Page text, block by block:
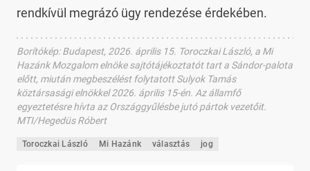
rendkívül megrázó ügy rendezése érdekében.
Borítókép:Budapest, 2026. április 15. Toroczkai László, a Mi
Hazánk Mozgalom elnöke sajtótájékoztatót tart a Sándor-palota
előtt, miután megbeszélést folytatott Sulyok Tamás
köztársasági elnökkel 2026. április 15-én. Az államfő
egyeztetésre hívta az Országgyűlésbe jutó pártok vezetőit.
MTI/Hegedüs Róbert
Toroczkai László Mi Hazánk választás jog